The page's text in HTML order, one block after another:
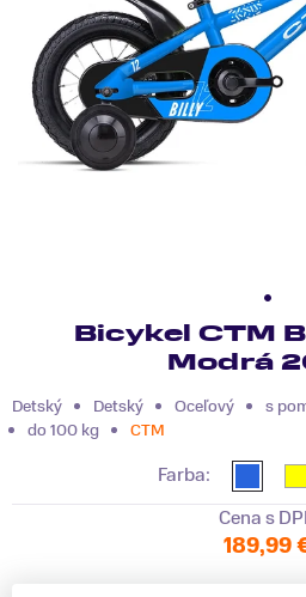
Bicykel CTM
Modrá
Detský Detský Oceľový
s
do 100 kg
CTM
Farba:
Cena s
189,99